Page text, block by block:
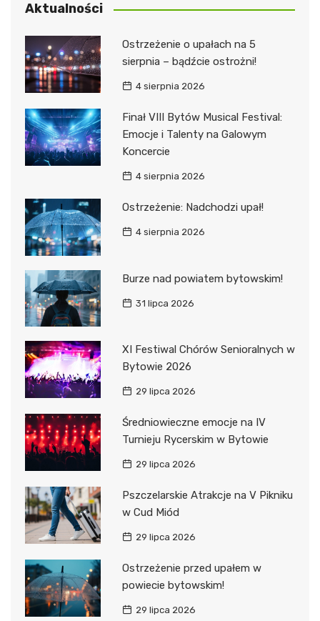
Aktualności
Ostrzeżenie o upałach na 5
sierpnia – bądźcie ostrożni!
4 sierpnia 2026
Finał VIII Bytów Musical Festival:
Emocje i Talenty na Galowym
Koncercie
4 sierpnia 2026
Ostrzeżenie: Nadchodzi upał!
4 sierpnia 2026
Burze nad powiatem bytowskim!
31 lipca 2026
XI Festiwal Chórów Senioralnych w
Bytowie 2026
29 lipca 2026
Średniowieczne emocje na IV
Turnieju Rycerskim w Bytowie
29 lipca 2026
Pszczelarskie Atrakcje na V Pikniku
w Cud Miód
29 lipca 2026
Ostrzeżenie przed upałem w
powiecie bytowskim!
29 lipca 2026